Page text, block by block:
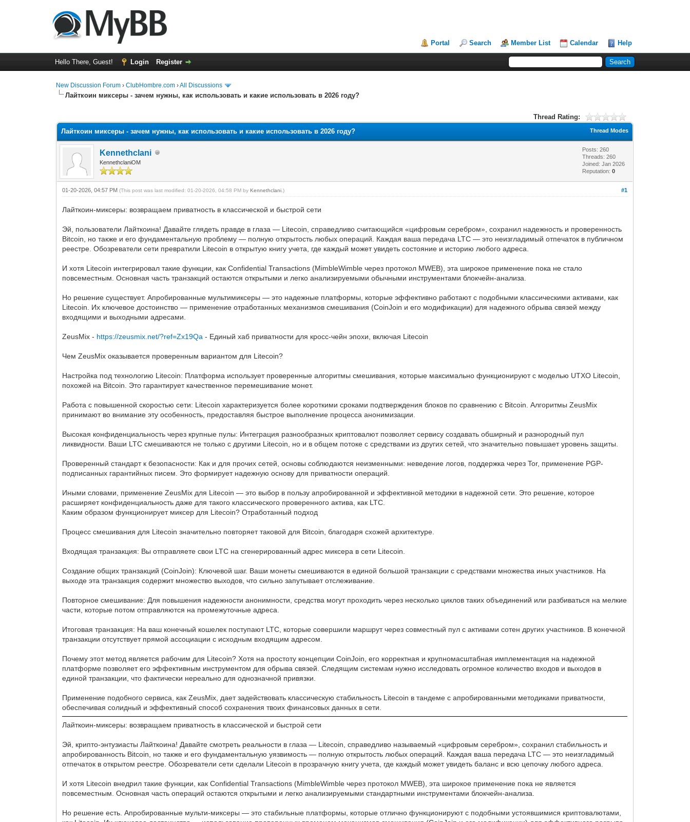
Portal Search Member List Calendar Help
Hello There, Guest! Login Register
New Discussion Forum ›ClubHombre.com ›All Discussions
Лайткоин миксеры - зачем нужны, как использовать и какие использовать в 2026 году?
Thread Rating:
Thread Modes
Лайткоин миксеры - зачем нужны, как использовать и какие использовать в 2026 году?
Kennethclani
KennethclaniOM
Posts: 260
Threads: 260
Joined: Jan 2026
Reputation:0
#1
01-20-2026, 04:57 PM(This post was last modified: 01-20-2026, 04:58 PM byKennethclani .)
Лайткоин-миксеры: возвращаем приватность в классической и быстрой сети
Эй, пользователи Лайткоина! Давайте глядеть правде в глаза — Litecoin, справедливо считающийся «цифровым серебром», сохранил надежность и проверенность
Bitcoin, но также и его фундаментальную проблему — полную открытость любых операций. Каждая ваша передача LTC — это неизгладимый отпечаток в публичном
реестре. Обозреватели сети превратили Litecoin в открытую книгу учета, где каждый может увидеть состояние и историю любого адреса.
И хотя Litecoin интегрировал такие функции, как Confidential Transactions (MimbleWimble через протокол MWEB), эта широкое применение пока не стало
повсеместным. Основная часть транзакций остаются открытыми и легко анализируемыми обычными инструментами блокчейн-анализа.
Но решение существует. Апробированные мультимиксеры — это надежные платформы, которые эффективно работают с подобными классическими активами, как
Litecoin. Их ключевое достоинство — применение отработанных механизмов смешивания (CoinJoin и его модификации) для надежного обрыва связей между
входящими и выходными адресами.
ZeusMix - https://zeusmix.net/?ref=Zx19Qa - Единый хаб приватности для кросс-чейн эпохи, включая Litecoin
Чем ZeusMix оказывается проверенным вариантом для Litecoin?
Настройка под технологию Litecoin: Платформа использует проверенные алгоритмы смешивания, которые максимально функционируют с моделью UTXO Litecoin,
похожей на Bitcoin. Это гарантирует качественное перемешивание монет.
Работа с повышенной скоростью сети: Litecoin характеризуется более короткими сроками подтверждения блоков по сравнению с Bitcoin. Алгоритмы ZeusMix
принимают во внимание эту особенность, предоставляя быстрое выполнение процесса анонимизации.
Высокая конфиденциальность через крупные пулы: Интеграция разнообразных криптовалют позволяет сервису создавать обширный и разнородный пул
ликвидности. Ваши LTC смешиваются не только с другими Litecoin, но и в общем потоке с средствами из других сетей, что значительно повышает уровень защиты.
Проверенный стандарт к безопасности: Как и для прочих сетей, основы соблюдаются неизменными: неведение логов, поддержка через Tor, применение PGP-
подписанных гарантийных писем. Это формирует надежную основу для приватности операций.
Иными словами, применение ZeusMix для Litecoin — это выбор в пользу апробированной и эффективной методики в надежной сети. Это решение, которое
расширяет конфиденциальность даже для такого классического проверенного актива, как LTC.
Каким образом функционирует миксер для Litecoin? Отработанный подход
Процесс смешивания для Litecoin значительно повторяет таковой для Bitcoin, благодаря схожей архитектуре.
Входящая транзакция: Вы отправляете свои LTC на сгенерированный адрес миксера в сети Litecoin.
Создание общих транзакций (CoinJoin): Ключевой шаг. Ваши монеты смешиваются в единой большой транзакции с средствами множества иных участников. На
выходе эта транзакция содержит множество выходов, что сильно запутывает отслеживание.
Повторное смешивание: Для повышения надежности анонимности, средства могут проходить через несколько циклов таких объединений или разбиваться на мелкие
части, которые потом отправляются на промежуточные адреса.
Итоговая транзакция: На ваш конечный кошелек поступают LTC, которые совершили маршрут через совместный пул с активами сотен других участников. В конечной
транзакции отсутствует прямой ассоциации с исходным входящим адресом.
Почему этот метод является рабочим для Litecoin? Хотя на простоту концепции CoinJoin, его корректная и крупномасштабная имплементация на надежной
платформе позволяет его эффективным инструментом для обрыва связей. Следящим системам нужно исследовать огромное количество входов и выходов в
единой транзакции, что фактически нереально для однозначной привязки.
Применение подобного сервиса, как ZeusMix, дает задействовать классическую стабильность Litecoin в тандеме с апробированными методиками приватности,
обеспечивая солидный и эффективный способ сохранения твоих финансовых данных в сети.
Лайткоин-миксеры: возвращаем приватность в классической и быстрой сети
Эй, крипто-энтузиасты Лайткоина! Давайте смотреть реальности в глаза — Litecoin, справедливо называемый «цифровым серебром», сохранил стабильность и
апробированность Bitcoin, но также и его фундаментальную уязвимость — полную открытость любых операций. Каждая ваша передача LTC — это неизгладимый
отпечаток в открытом реестре. Обозреватели сети сделали Litecoin в прозрачную книгу учета, где каждый может увидеть баланс и всю цепочку любого адреса.
И хотя Litecoin внедрил такие функции, как Confidential Transactions (MimbleWimble через протокол MWEB), эта широкое применение пока не является
повсеместным. Основная часть операций остаются открытыми и легко анализируемыми стандартными инструментами блокчейн-анализа.
Но решение есть. Апробированные мульти-миксеры — это стабильные платформы, которые отлично функционируют с подобными устоявшимися криптовалютами,